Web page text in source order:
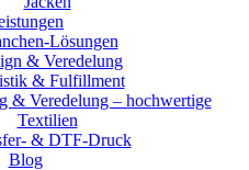
Lösungen
& Veredelung
& Fulfillment
& Veredelung – hochwertige
Textilien
& DTF-Druck
Blog